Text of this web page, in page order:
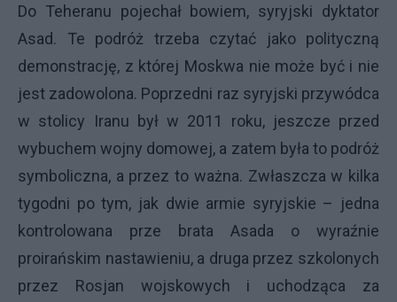
Do Teheranu pojechał bowiem, syryjski dyktator
Asad. Te podróż trzeba czytać jako polityczną
demonstrację, z której Moskwa nie może być i nie
jest zadowolona. Poprzedni raz syryjski przywódca
w stolicy Iranu był w 2011 roku, jeszcze przed
wybuchem wojny domowej, a zatem była to podróż
symboliczna, a przez to ważna. Zwłaszcza w kilka
tygodni po tym, jak dwie armie syryjskie – jedna
kontrolowana prze brata Asada o wyraźnie
proirańskim nastawieniu, a druga przez szkolonych
przez Rosjan wojskowych i uchodząca za